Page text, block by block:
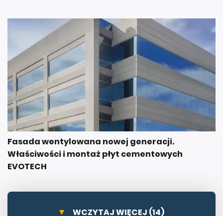
Fasada wentylowana nowej generacji.
Właściwości i montaż płyt cementowych
EVOTECH
WCZYTAJ WIĘCEJ (14)